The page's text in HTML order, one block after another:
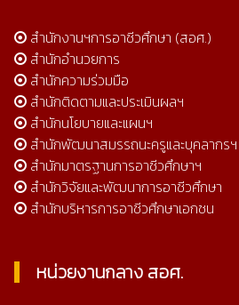
สำนักงานฯการอาชีวศึกษา (สอศ.)
สำนักอำนวยการ
สำนักความร่วมมือ
สำนักติดตามและประเมินผลฯ
สำนักนโยบายและแผนฯ
สำนักพัฒนาสมรรถนะครูและบุคลากรฯ
สำนักมาตรฐานการอาชีวศึกษาฯ
สำนักวิจัยและพัฒนาการอาชีวศึกษา
สำนักบริหารการอาชีวศึกษาเอกชน
หน่วยงานกลาง สอศ.